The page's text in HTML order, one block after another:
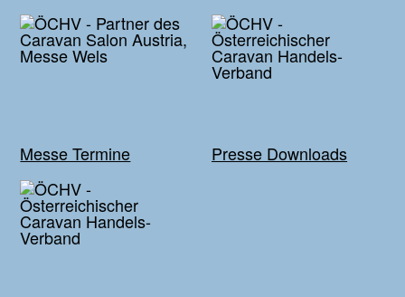
Messe Termine Presse Downloads